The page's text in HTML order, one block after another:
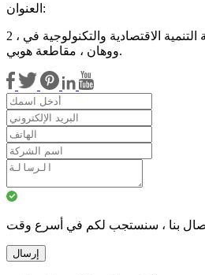
العنوان:
2 ، شارع دونغ فينغ ، منطقة التنمية الاقتصادية والتكنولوجية في
ووهان ، مقاطعة هوبي.
بنا ، سنستجب لكم في أسرع وقت
إرسال